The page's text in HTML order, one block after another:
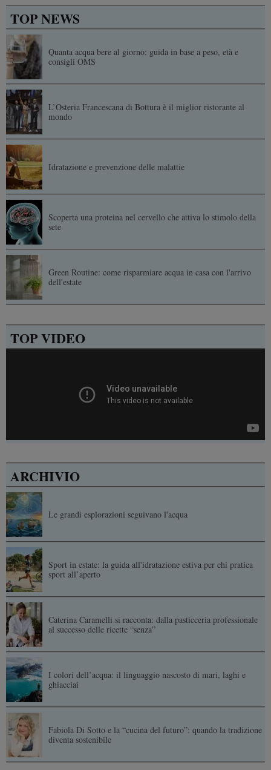
TOP NEWS
Quanta acqua bere al giorno: guida in base a peso, età e
consigli OMS
L’Osteria Francescana di Bottura è il miglior ristorante al
mondo
Idratazione e prevenzione delle malattie
Scoperta una proteina nel cervello che attiva lo stimolo della
sete
Green Routine: come risparmiare acqua in casa con l'arrivo
dell'estate
TOP VIDEO
ARCHIVIO
Le grandi esplorazioni seguivano l'acqua
Sport in estate: la guida all'idratazione estiva per chi pratica
sport all’aperto
Caterina Caramelli si racconta: dalla pasticceria professionale
al successo delle ricette “senza”
I colori dell’acqua: il linguaggio nascosto di mari, laghi e
ghiacciai
Fabiola Di Sotto e la “cucina del futuro”: quando la tradizione
diventa sostenibile